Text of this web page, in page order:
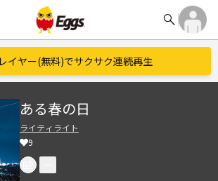
search
イヤー(無料)でサクサク連続再生
ある春の日
ライティライト
9